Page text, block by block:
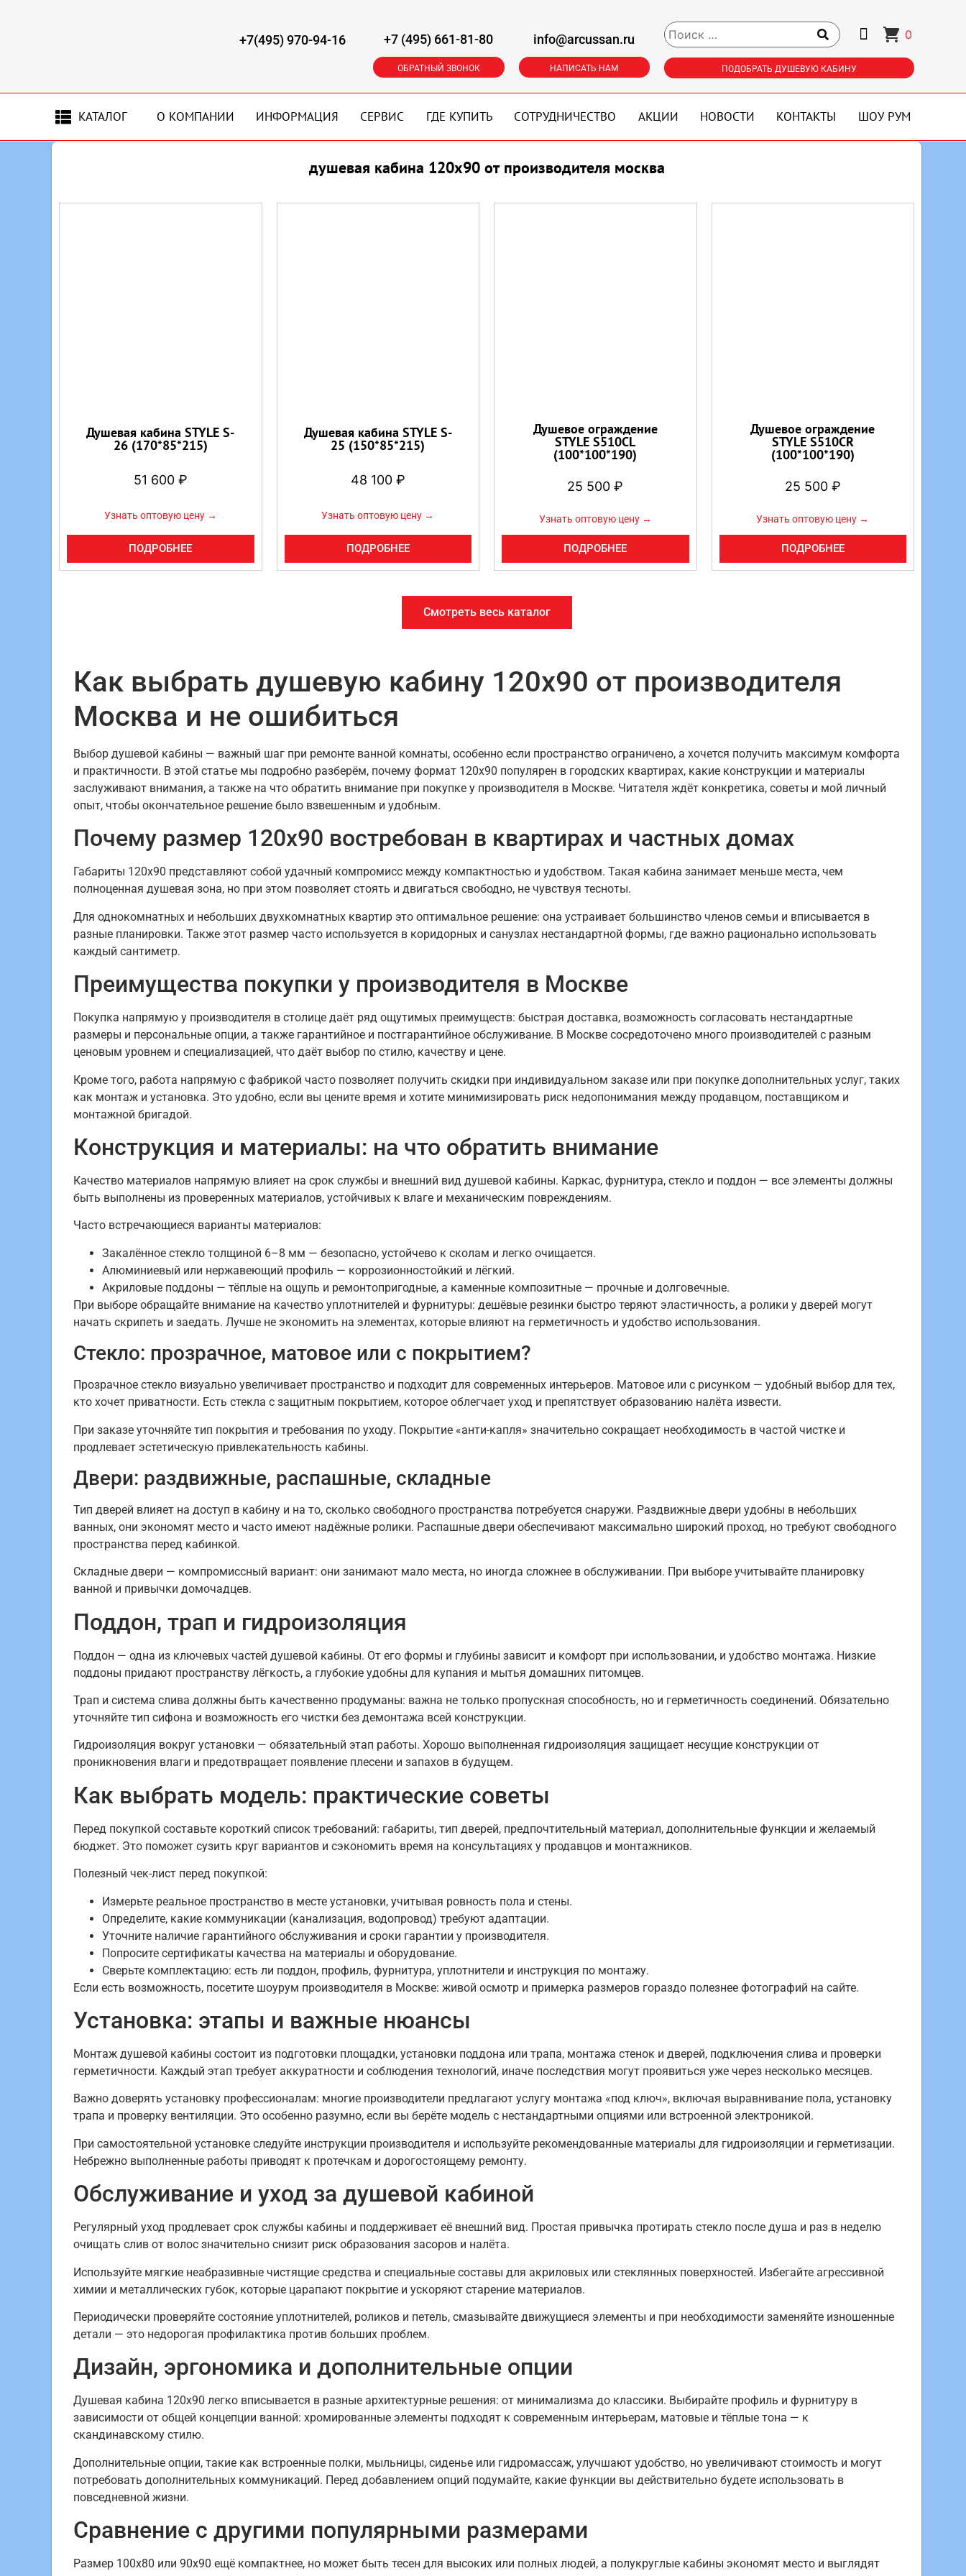
+7(495) 970-94-16 +7 (495) 661-81-80
ОБРАТНЫЙ ЗВОНОК
info@arcussan.ru
НАПИСАТЬ НАМ
0
ПОДОБРАТЬ ДУШЕВУЮ КАБИНУ
КАТАЛОГ О КОМПАНИИ ИНФОРМАЦИЯ СЕРВИС ГДЕ КУПИТЬ СОТРУДНИЧЕСТВО АКЦИИ НОВОСТИ КОНТАКТЫ ШОУ РУМ
душевая кабина 120х90 от производителя москва
Душевая кабина STYLE S-
26 (170*85*215)
51 600 ₽
Узнать оптовую цену →
ПОДРОБНЕЕ
Душевая кабина STYLE S-
25 (150*85*215)
48 100 ₽
Узнать оптовую цену →
ПОДРОБНЕЕ
Душевое ограждение
STYLE S510CL
(100*100*190)
25 500₽
Узнать оптовую цену →
ПОДРОБНЕЕ
Душевое ограждение
STYLE S510CR
(100*100*190)
25 500 ₽
Узнать оптовую цену →
ПОДРОБНЕЕ
Смотреть весь каталог
Как выбрать душевую кабину 120х90 от производителя
Москва и не ошибиться
Выбор душевой кабины — важный шаг при ремонте ванной комнаты, особенно если пространство ограничено, а хочется получить максимум комфорта
и практичности. В этой статье мы подробно разберём, почему формат 120х90 популярен в городских квартирах, какие конструкции и материалы
заслуживают внимания, а также на что обратить внимание при покупке у производителя в Москве. Читателя ждёт конкретика, советы и мой личный
опыт, чтобы окончательное решение было взвешенным и удобным.
Почему размер 120х90 востребован в квартирах и частных домах
Габариты 120х90 представляют собой удачный компромисс между компактностью и удобством. Такая кабина занимает меньше места, чем
полноценная душевая зона, но при этом позволяет стоять и двигаться свободно, не чувствуя тесноты.
Для однокомнатных и небольших двухкомнатных квартир это оптимальное решение: она устраивает большинство членов семьи и вписывается в
разные планировки. Также этот размер часто используется в коридорных и санузлах нестандартной формы, где важно рационально использовать
каждый сантиметр.
Преимущества покупки у производителя в Москве
Покупка напрямую у производителя в столице даёт ряд ощутимых преимуществ: быстрая доставка, возможность согласовать нестандартные
размеры и персональные опции, а также гарантийное и постгарантийное обслуживание. В Москве сосредоточено много производителей с разным
ценовым уровнем и специализацией, что даёт выбор по стилю, качеству и цене.
Кроме того, работа напрямую с фабрикой часто позволяет получить скидки при индивидуальном заказе или при покупке дополнительных услуг, таких
как монтаж и установка. Это удобно, если вы цените время и хотите минимизировать риск недопонимания между продавцом, поставщиком и
монтажной бригадой.
Конструкция и материалы: на что обратить внимание
Качество материалов напрямую влияет на срок службы и внешний вид душевой кабины. Каркас, фурнитура, стекло и поддон — все элементы должны
быть выполнены из проверенных материалов, устойчивых к влаге и механическим повреждениям.
Часто встречающиеся варианты материалов:
Закалённое стекло толщиной 6–8 мм — безопасно, устойчево к сколам и легко очищается.
Алюминиевый или нержавеющий профиль — коррозионностойкий и лёгкий.
Акриловые поддоны — тёплые на ощупь и ремонтопригодные, а каменные композитные — прочные и долговечные.
При выборе обращайте внимание на качество уплотнителей и фурнитуры: дешёвые резинки быстро теряют эластичность, а ролики у дверей могут
начать скрипеть и заедать. Лучше не экономить на элементах, которые влияют на герметичность и удобство использования.
Стекло: прозрачное, матовое или с покрытием?
Прозрачное стекло визуально увеличивает пространство и подходит для современных интерьеров. Матовое или с рисунком — удобный выбор для тех,
кто хочет приватности. Есть стекла с защитным покрытием, которое облегчает уход и препятствует образованию налёта извести.
При заказе уточняйте тип покрытия и требования по уходу. Покрытие «анти-капля» значительно сокращает необходимость в частой чистке и
продлевает эстетическую привлекательность кабины.
Двери: раздвижные, распашные, складные
Тип дверей влияет на доступ в кабину и на то, сколько свободного пространства потребуется снаружи. Раздвижные двери удобны в небольших
ванных, они экономят место и часто имеют надёжные ролики. Распашные двери обеспечивают максимально широкий проход, но требуют свободного
пространства перед кабинкой.
Складные двери — компромиссный вариант: они занимают мало места, но иногда сложнее в обслуживании. При выборе учитывайте планировку
ванной и привычки домочадцев.
Поддон, трап и гидроизоляция
Поддон — одна из ключевых частей душевой кабины. От его формы и глубины зависит и комфорт при использовании, и удобство монтажа. Низкие
поддоны придают пространству лёгкость, а глубокие удобны для купания и мытья домашних питомцев.
Трап и система слива должны быть качественно продуманы: важна не только пропускная способность, но и герметичность соединений. Обязательно
уточняйте тип сифона и возможность его чистки без демонтажа всей конструкции.
Гидроизоляция вокруг установки — обязательный этап работы. Хорошо выполненная гидроизоляция защищает несущие конструкции от
проникновения влаги и предотвращает появление плесени и запахов в будущем.
Как выбрать модель: практические советы
Перед покупкой составьте короткий список требований: габариты, тип дверей, предпочтительный материал, дополнительные функции и желаемый
бюджет. Это поможет сузить круг вариантов и сэкономить время на консультациях у продавцов и монтажников.
Полезный чек-лист перед покупкой:
Измерьте реальное пространство в месте установки, учитывая ровность пола и стены.
Определите, какие коммуникации (канализация, водопровод) требуют адаптации.
Уточните наличие гарантийного обслуживания и сроки гарантии у производителя.
Попросите сертификаты качества на материалы и оборудование.
Сверьте комплектацию: есть ли поддон, профиль, фурнитура, уплотнители и инструкция по монтажу.
Если есть возможность, посетите шоурум производителя в Москве: живой осмотр и примерка размеров гораздо полезнее фотографий на сайте.
Установка: этапы и важные нюансы
Монтаж душевой кабины состоит из подготовки площадки, установки поддона или трапа, монтажа стенок и дверей, подключения слива и проверки
герметичности. Каждый этап требует аккуратности и соблюдения технологий, иначе последствия могут проявиться уже через несколько месяцев.
Важно доверять установку профессионалам: многие производители предлагают услугу монтажа «под ключ», включая выравнивание пола, установку
трапа и проверку вентиляции. Это особенно разумно, если вы берёте модель с нестандартными опциями или встроенной электроникой.
При самостоятельной установке следуйте инструкции производителя и используйте рекомендованные материалы для гидроизоляции и герметизации.
Небрежно выполненные работы приводят к протечкам и дорогостоящему ремонту.
Обслуживание и уход за душевой кабиной
Регулярный уход продлевает срок службы кабины и поддерживает её внешний вид. Простая привычка протирать стекло после душа и раз в неделю
очищать слив от волос значительно снизит риск образования засоров и налёта.
Используйте мягкие неабразивные чистящие средства и специальные составы для акриловых или стеклянных поверхностей. Избегайте агрессивной
химии и металлических губок, которые царапают покрытие и ускоряют старение материалов.
Периодически проверяйте состояние уплотнителей, роликов и петель, смазывайте движущиеся элементы и при необходимости заменяйте изношенные
детали — это недорогая профилактика против больших проблем.
Дизайн, эргономика и дополнительные опции
Душевая кабина 120х90 легко вписывается в разные архитектурные решения: от минимализма до классики. Выбирайте профиль и фурнитуру в
зависимости от общей концепции ванной: хромированные элементы подходят к современным интерьерам, матовые и тёплые тона — к
скандинавскому стилю.
Дополнительные опции, такие как встроенные полки, мыльницы, сиденье или гидромассаж, улучшают удобство, но увеличивают стоимость и могут
потребовать дополнительных коммуникаций. Перед добавлением опций подумайте, какие функции вы действительно будете использовать в
повседневной жизни.
Сравнение с другими популярными размерами
Размер 100х80 или 90х90 ещё компактнее, но может быть тесен для высоких или полных людей, а полукруглые кабины экономят место и выглядят